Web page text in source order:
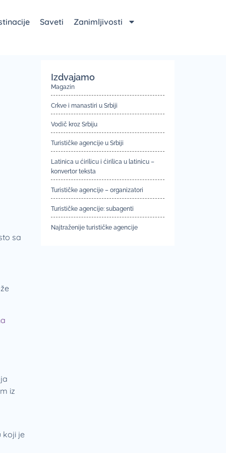
Saveti Zanimljivosti
sa
iz
koji je
Izdvajamo
Magazin
Crkve i manastiri u Srbiji
Vodič kroz Srbiju
Turističke agencije u Srbiji
Latinica u ćirilicu i ćirilica u latinicu –
konvertor teksta
Turističke agencije – organizatori
Turističke agencije: subagenti
Najtraženije turističke agencije